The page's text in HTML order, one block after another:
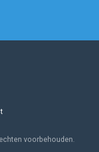
voorbehouden.